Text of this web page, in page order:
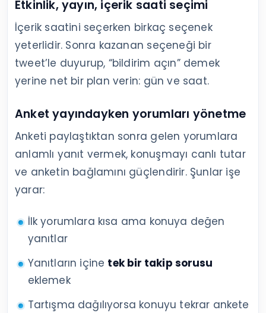
Etkinlik, yayın, içerik saati seçimi
İçerik saatini seçerken birkaç seçenek
yeterlidir. Sonra kazanan seçeneği bir
tweet’le duyurup, “bildirim açın” demek
yerine net bir plan verin: gün ve saat.
Anket yayındayken yorumları yönetme
Anketi paylaştıktan sonra gelen yorumlara
anlamlı yanıt vermek, konuşmayı canlı tutar
ve anketin bağlamını güçlendirir. Şunlar işe
yarar:
İlk yorumlara kısa ama konuya değen
yanıtlar
Yanıtların içine tek bir takip sorusu
eklemek
Tartışma dağılıyorsa konuyu tekrar ankete